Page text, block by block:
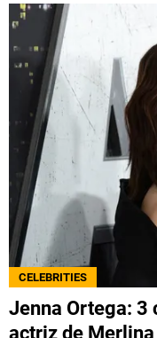
CELEBRITIES
Jenna Ortega: 3
actriz de Merlina